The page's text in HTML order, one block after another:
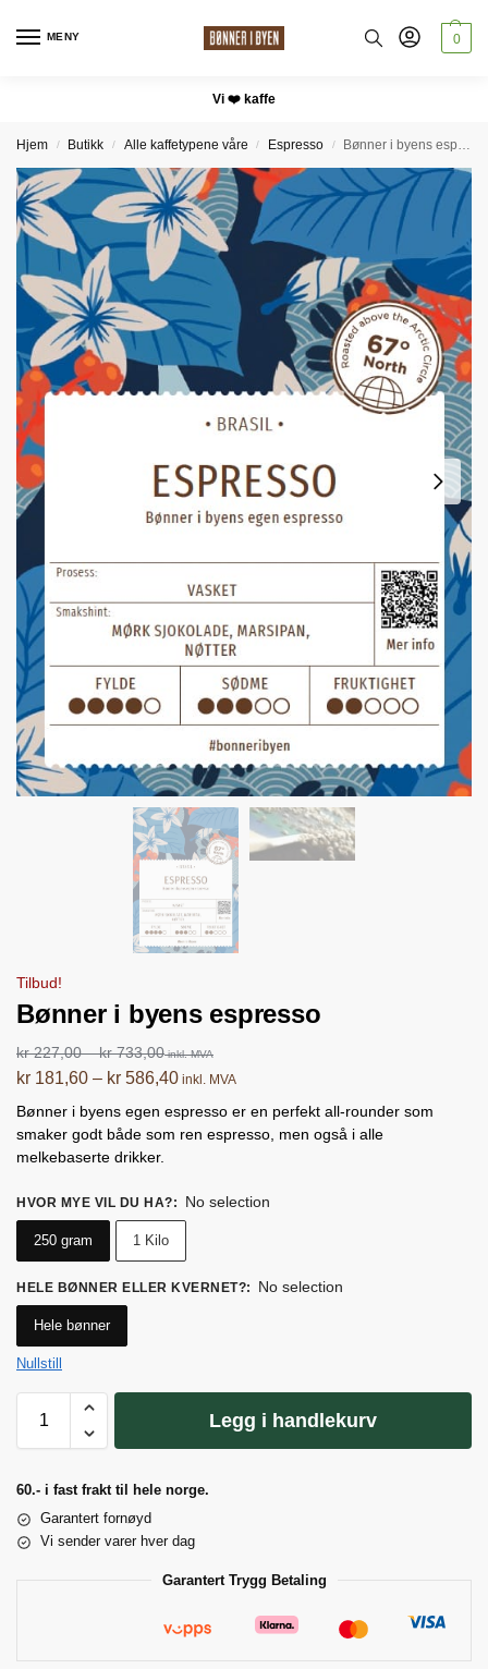
MENY 0
Vi ❤️ kaffe
Hjem / Butikk / Alle kaffetypene våre / Espresso / Bønner i byens espresso
Tilbud!
Bønner i byens espresso
kr227,00 – kr733,00inkl. MVA
kr 181,60 – kr 586,40 inkl. MVA
Bønner i byens egen espresso er en perfekt all-rounder som
smaker godt både som ren espresso, men også i alle
melkebaserte drikker.
HVOR MYE VIL DU HA?: No selection
250 gram 1 Kilo
HELE BØNNER ELLER KVERNET?: No selection
Hele bønner
Nullstill
Legg i handlekurv
60.- i fast frakt til hele norge.
Garantert fornøyd
Vi sender varer hver dag
Garantert Trygg Betaling